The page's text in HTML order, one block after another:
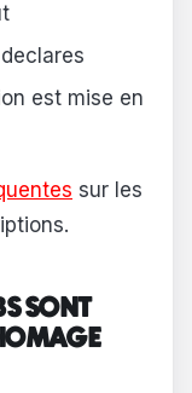
est mise en
sur les
SONT